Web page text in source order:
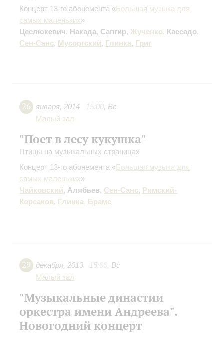
Концерт 13-го абонемента «Большая музыка для
самых маленьких»
Цеслюкевич, Накада, Сапгир, Жученко, Кассадо,
Сен-Санс, Мусоргский, Глинка, Григ
26 января, 2014 15:00, Вс
Малый зал
"Поет в лесу кукушка"
Птицы на музыкальных страницах
Концерт 13-го абонемента «Большая музыка для
самых маленьких»
Чайковский, Алябьев, Сен-Санс, Римский-
Корсаков, Глинка, Брамс
29 декабря, 2013 15:00, Вс
Малый зал
"Музыкальные династии
оркестра имени Андреева".
Новогодний концерт